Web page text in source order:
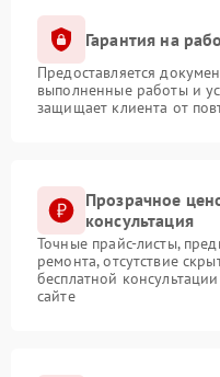
Гарантия на
Предоставляется
выполненные работы и
защищает клиента от
Прозрачное
консультация
Точные прайс-листы,
ремонта, отсутствие
бесплатной
сайте